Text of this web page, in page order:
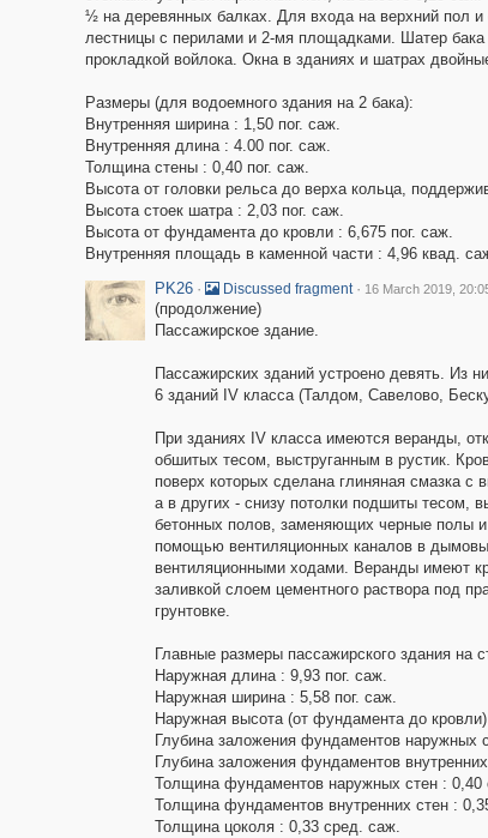
½ на деревянных балках. Для входа на верхний пол
лестницы с перилами и 2-мя площадками. Шатер бака
прокладкой войлока. Окна в зданиях и шатрах
Размеры (для водоемного здания нa 2 бака):
Внутренняя ширина : 1,50 пог. саж.
Внутренняя длина : 4.00 пог. саж.
Толщина стены : 0,40 пог. саж.
Высота от головки рельса до верха кольца,
Высота стоек шатра : 2,03 пог. саж.
Высота от фундамента до кровли : 6,675 пог. саж.
Внутренняя площадь в каменной части : 4,96 квад.
PK26 · Discussed fragment · 16 March 2019,
(продолжение)
Пассажирское здание.
Пассажирских зданий устроено девять. Из
6 зданий IV класса (Талдом, Савелово,
При зданиях IV класса имеются веранды,
обшитых тесом, выструганным в рустик.
поверх которых сделана глиняная смазка
а в других - снизу потолки подшиты тесом,
бетонных полов, заменяющих черные полы
помощью вентиляционных каналов в
вентиляционными ходами. Веранды имеют
заливкой слоем цементного раствора под
грунтовке.
Главные размеры пассажирского здания на
Наружная длина : 9,93 пог. саж.
Наружная ширина : 5,58 пог. саж.
Наружная высота (от фундамента до
Глубина заложения фундаментов наружных
Глубина заложения фундаментов
Толщина фундаментов наружных стен : 0,40
Толщина фундаментов внутренних стен :
Толщина цоколя : 0,33 сред. саж.